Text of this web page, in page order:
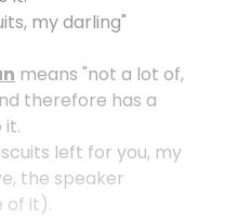
my darling"
means "not a lot of,
therefore has a
it.
left for you, my
the speaker
of it).